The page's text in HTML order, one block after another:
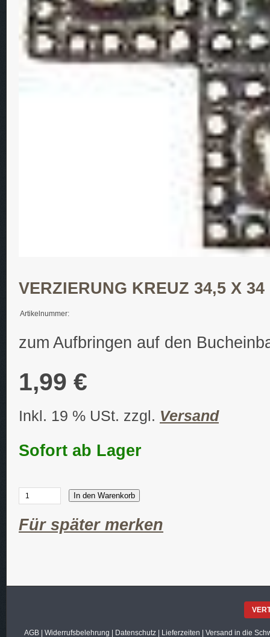
VERZIERUNG KREUZ 34,5 X 34
Artikelnummer:
zum Aufbringen auf den
1,99 €
Inkl. 19 % USt. zzgl. Versand
Sofort ab Lager
In den Warenkorb
Für später merken
AGB| Widerrufsbelehrung Datenschutz| Lieferzeiten Versand in die